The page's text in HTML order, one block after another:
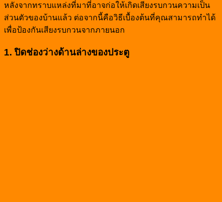
หลังจากทราบแหล่งที่มาที่อาจก่อให้เกิดเสียงรบกวนความเป็น
ส่วนตัวของบ้านแล้ว ต่อจากนี้คือวิธีเบื้องต้นที่คุณสามารถทำได้
เพื่อป้องกันเสียงรบกวนจากภายนอก
1. ปิดช่องว่างด้านล่างของประตู